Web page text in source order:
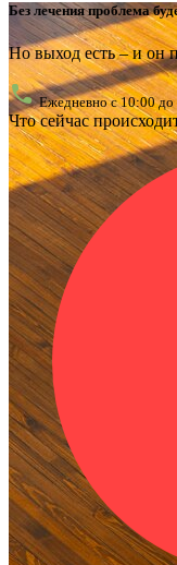
Без лечения проблема
Но выход есть – и он
Ежедневно с 10:00
Что сейчас